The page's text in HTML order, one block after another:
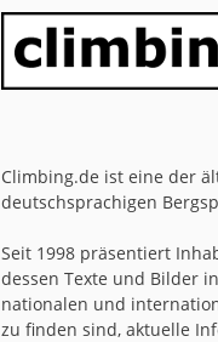
Climbing.de ist eine der
deutschsprachigen
Seit 1998 präsentiert
dessen Texte und Bilder
nationalen und
zu finden sind, aktuelle